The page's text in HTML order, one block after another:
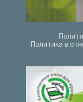
Политика в